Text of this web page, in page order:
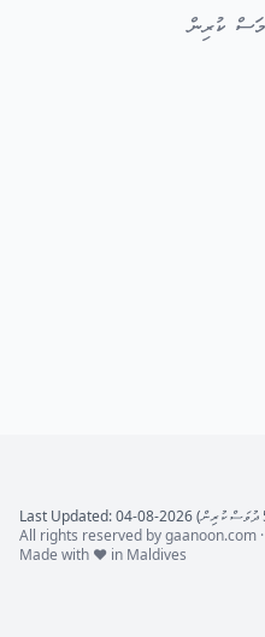
All rights reserved by gaanoon.com ·
Made with ♥ in Maldives